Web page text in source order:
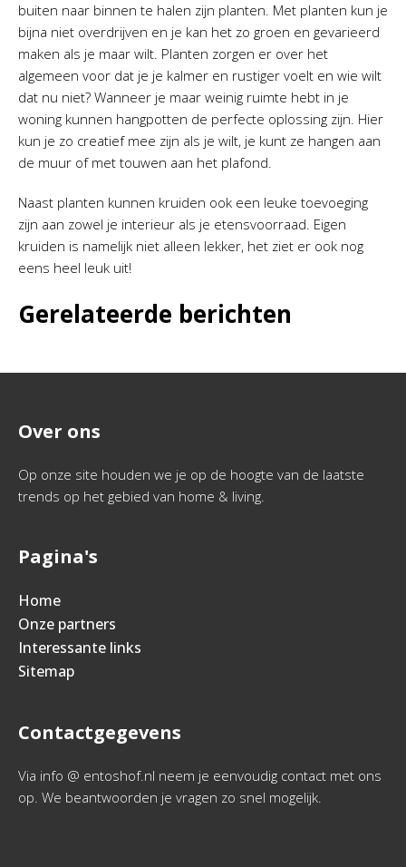
buiten naar binnen te halen zijn planten. Met planten kun je
bijna niet overdrijven en je kan het zo groen en gevarieerd
maken als je maar wilt. Planten zorgen er over het
algemeen voor dat je je kalmer en rustiger voelt en wie wilt
dat nu niet? Wanneer je maar weinig ruimte hebt in je
woning kunnen hangpotten de perfecte oplossing zijn. Hier
kun je zo creatief mee zijn als je wilt, je kunt ze hangen aan
de muur of met touwen aan het plafond.
Naast planten kunnen kruiden ook een leuke toevoeging
zijn aan zowel je interieur als je etensvoorraad. Eigen
kruiden is namelijk niet alleen lekker, het ziet er ook nog
eens heel leuk uit!
Gerelateerde berichten
Over ons
Op onze site houden we je op de hoogte van de laatste
trends op het gebied van home & living.
Pagina's
Home
Onze partners
Interessante links
Sitemap
Contactgegevens
Via info @ entoshof.nl neem je eenvoudig contact met ons
op. We beantwoorden je vragen zo snel mogelijk.